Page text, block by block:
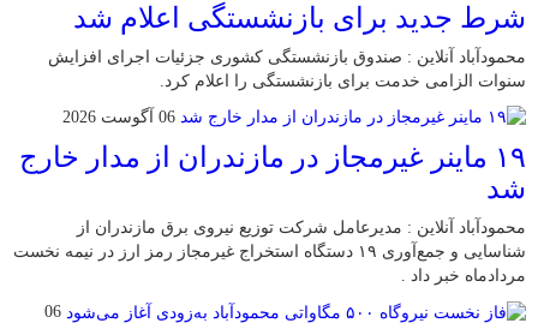
شرط جدید برای بازنشستگی اعلام شد
محمودآباد آنلاین : صندوق بازنشستگی کشوری جزئیات اجرای افزایش
سنوات الزامی خدمت برای بازنشستگی را اعلام کرد.
06 آگوست 2026
۱۹ ماینر غیرمجاز در مازندران از مدار خارج
شد
محمودآباد آنلاین : مدیرعامل شرکت توزیع نیروی برق مازندران از
شناسایی و جمع‌آوری ۱۹ دستگاه استخراج غیرمجاز رمز ارز در نیمه نخست
مردادماه خبر داد .
06